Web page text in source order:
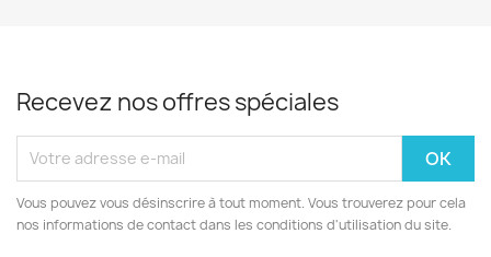
Recevez nos offres spéciales
Vous pouvez vous désinscrire à tout moment. Vous trouverez pour cela
nos informations de contact dans les conditions d'utilisation du site.